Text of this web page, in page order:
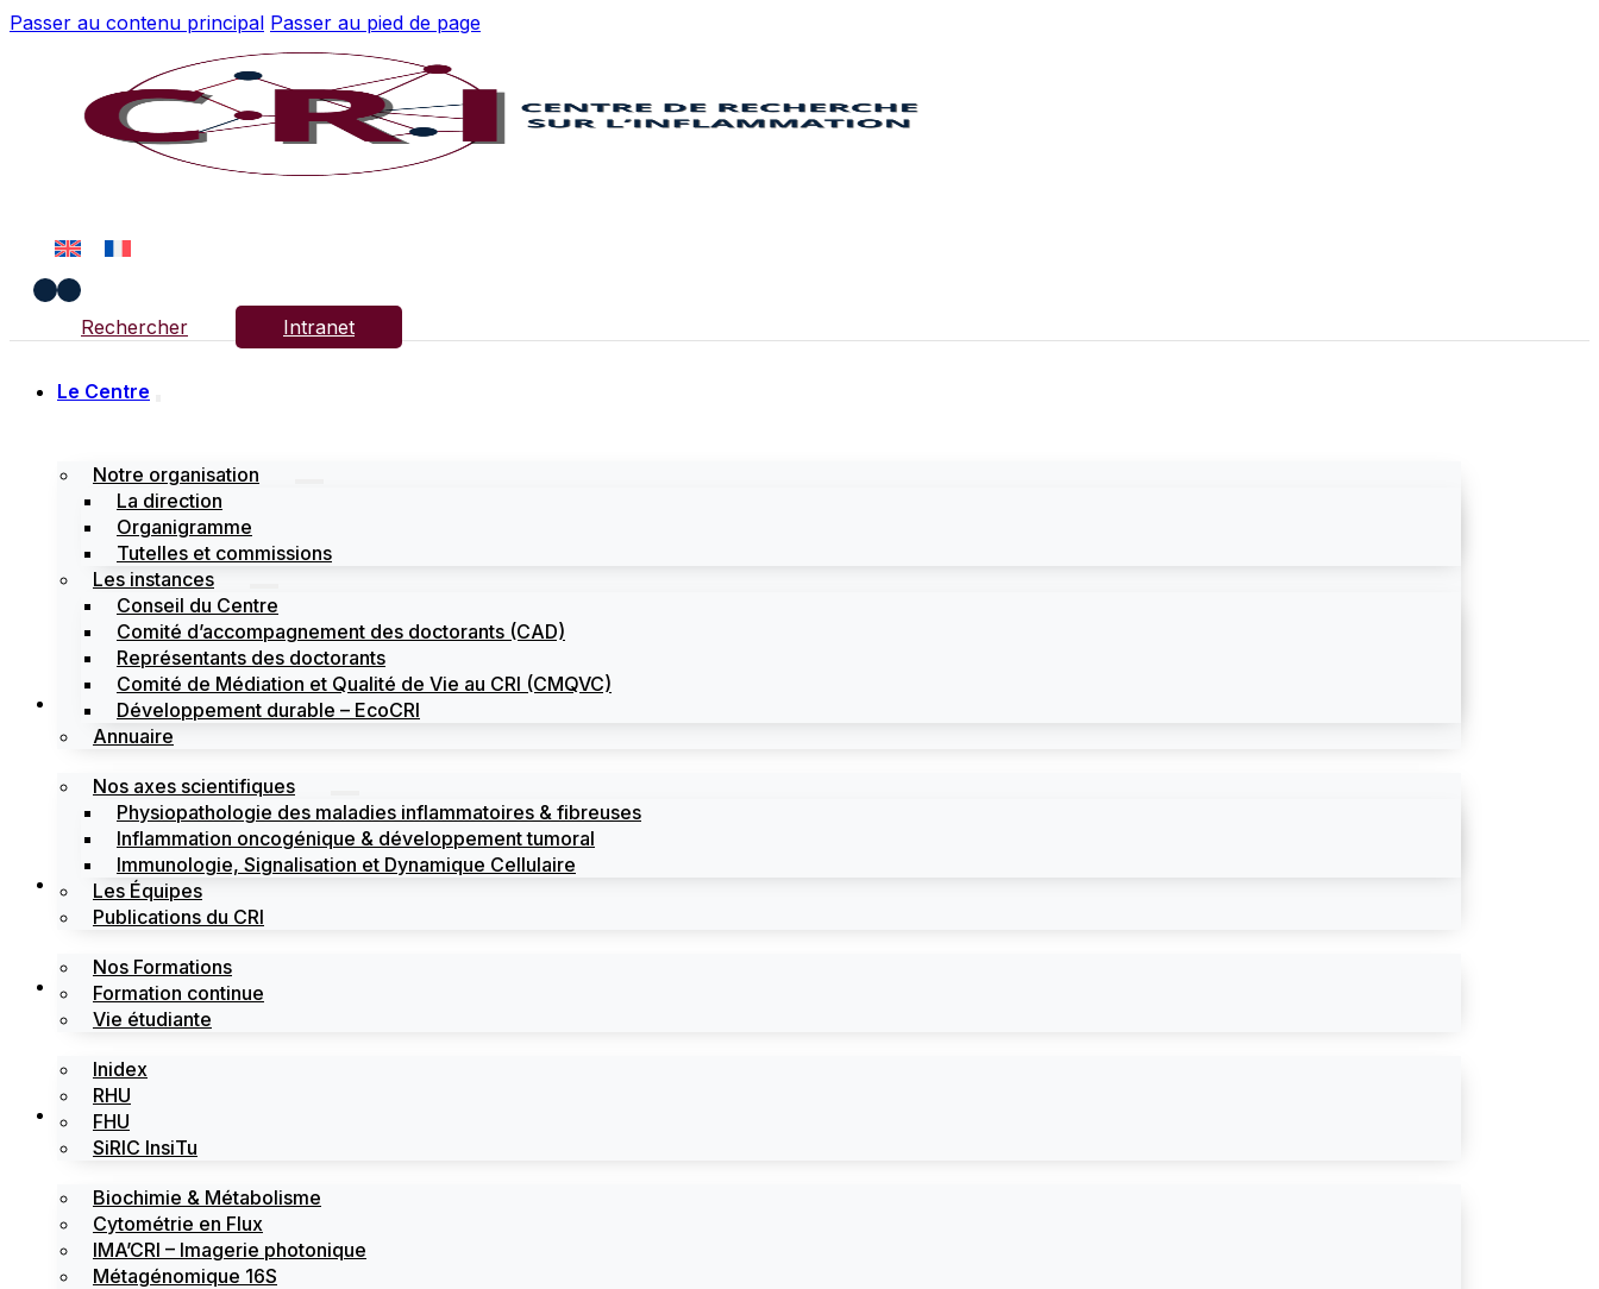
Passer au contenu principal Passer au pied de page
Rechercher Intranet
Le Centre
Notre organisation
La direction
Organigramme
Tutelles et commissions
Les instances
Conseil du Centre
Comité d’accompagnement des doctorants (CAD)
Représentants des doctorants
Comité de Médiation et Qualité de Vie au CRI (CMQVC)
Développement durable – EcoCRI
Annuaire
Recherche
Nos axes scientifiques
Physiopathologie des maladies inflammatoires & fibreuses
Inflammation oncogénique & développement tumoral
Immunologie, Signalisation et Dynamique Cellulaire
Les Équipes
Publications du CRI
Formations
Nos Formations
Formation continue
Vie étudiante
Labels
Inidex
RHU
FHU
SiRIC InsiTu
Les plateformes
Biochimie & Métabolisme
Cytométrie en Flux
IMA’CRI – Imagerie photonique
Métagénomique 16S